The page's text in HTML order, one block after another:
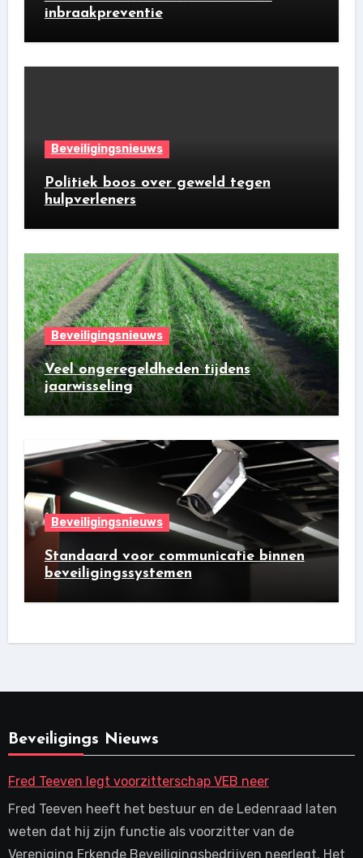
inbraakpreventie
Beveiligingsnieuws
Politiek boos over geweld tegen
hulpverleners
Beveiligingsnieuws
Veel ongeregeldheden tijdens
jaarwisseling
Beveiligingsnieuws
Standaard voor communicatie binnen
beveiligingssystemen
Beveiligings Nieuws
Fred Teeven legt voorzitterschap VEB neer
Fred Teeven heeft het bestuur en de Ledenraad laten
weten dat hij zijn functie als voorzitter van de
Vereniging Erkende Beveiligingsbedrijven neerlegt. Het